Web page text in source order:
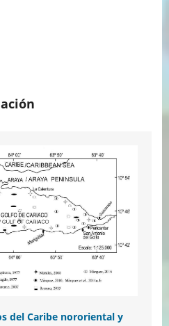
del Caribe nororiental y